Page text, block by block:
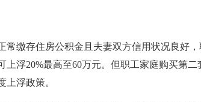
常缴存住房公积金且夫妻双方信用状况良好，
浮20%最高至60万元。但职工家庭购买第二
浮政策。